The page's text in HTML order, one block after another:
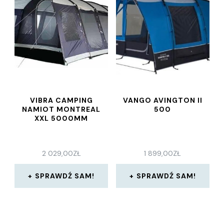
VIBRA CAMPING
NAMIOT MONTREAL
XXL 5000MM
2 029,00ZŁ
SPRAWDŹ SAM!
VANGO AVINGTON II
500
1 899,00ZŁ
SPRAWDŹ SAM!